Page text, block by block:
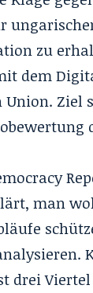
zu
dem
Union. Ziel
man
drei Viertel